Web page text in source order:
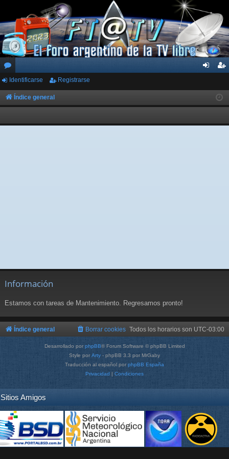
or
os
ar
ist
rs
Identificarse Registrarse
Índice general
Información
Estamos con tareas de Mantenimiento. Regresamos pronto!
Índice general Todos los horarios son UTC-03:00
Borrar cookies
Desarrollado por phpBB® Forum Software © phpBB Limited
Style por Arty - phpBB 3.3 por MrGaby
Traducción al español por phpBB España
Privacidad | Condiciones
Sitios Amigos